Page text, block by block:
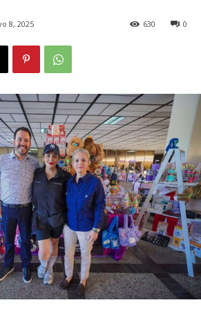
8, 2025 0
630